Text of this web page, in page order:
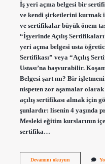
İş yeri açma belgesi bir
ve kendi şirketlerini kurmak
ve sertifikalar büyük önem
“İşyerinde Açılış
yeri açma belgesi usta
Sertifikası” veya “Açılış
Ustası’na başvurabilir.
Belgesi şart mı? Bir
nispeten zor aşamalar
açılış sertifikası almak için
şunlardır: lisenin 4 yaşında
Mesleki eğitim kurslarının
sertifika…
Devamını okuyunİŞyeri